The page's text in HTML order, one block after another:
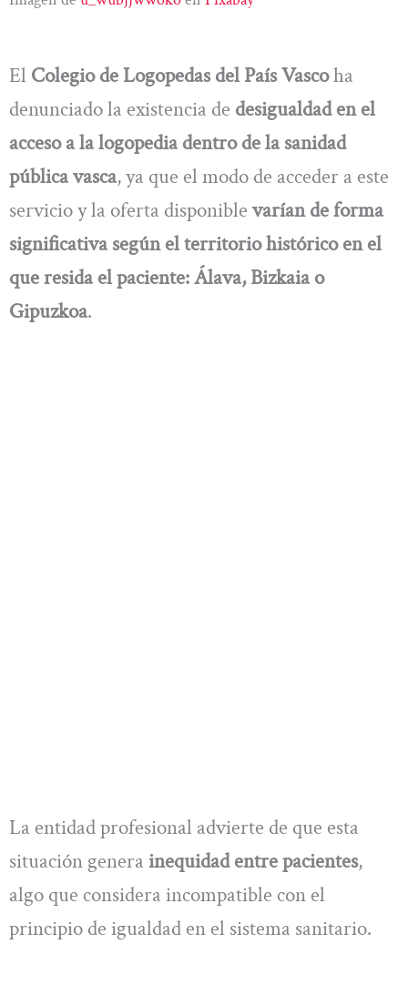
El Colegio de Logopedas del País Vascoha
denunciado la existencia de desigualdad en el
acceso a la logopedia dentro de la sanidad
pública vasca, ya que el modo de acceder a este
servicio y la oferta disponible varían de forma
significativa según el territorio histórico en el
que resida el paciente: Álava, Bizkaia o
Gipuzkoa.
La entidad profesional advierte de que esta
situación genera inequidad entre pacientes,
algo que considera incompatible con el
principio de igualdad en el sistema sanitario.